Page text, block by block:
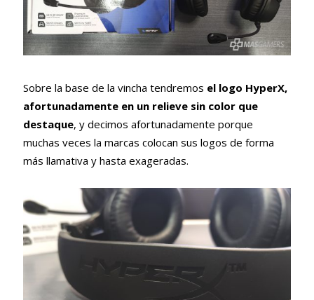
Sobre la base de la vincha tendremos el logo HyperX,
afortunadamente en un relieve sin color que
destaque, y decimos afortunadamente porque
muchas veces la marcas colocan sus logos de forma
más llamativa y hasta exageradas.